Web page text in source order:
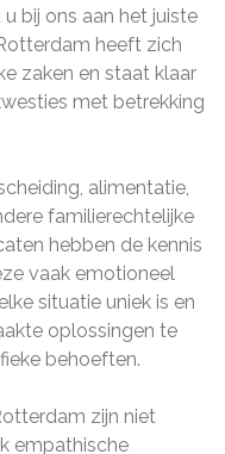
bij ons aan het juiste
heeft zich
zaken en staat klaar
met betrekking
alimentatie,
familierechtelijke
hebben de kennis
vaak emotioneel
situatie uniek is en
oplossingen te
behoeften.
zijn niet
empathische